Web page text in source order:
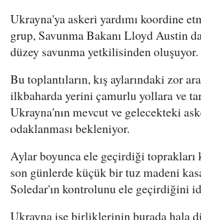
Ukrayna'ya askeri yardımı koordine
grup, Savunma Bakanı Lloyd Austin
düzey savunma yetkilisinden oluşuyor.
Bu toplantıların, kış aylarındaki zor
ilkbaharda yerini çamurlu yollara ve
Ukrayna'nın mevcut ve gelecekteki
odaklanması bekleniyor.
Aylar boyunca ele geçirdiği toprakları
son günlerde küçük bir tuz madeni
Soledar'ın kontrolunu ele geçirdiğini
Ukrayna ise birliklerinin burada hala